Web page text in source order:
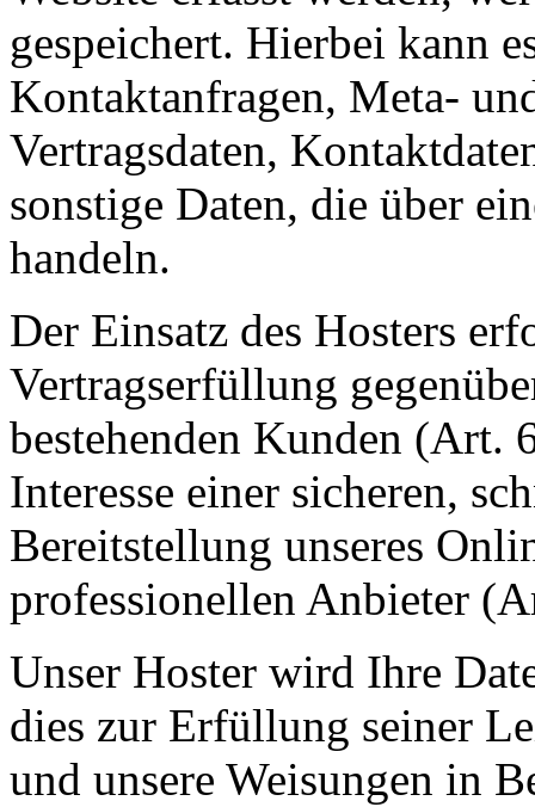
gespeichert. Hierbei kann
Kontaktanfragen, Meta-
Vertragsdaten,
sonstige Daten, die über
handeln.
Der Einsatz des Hosters
Vertragserfüllung
bestehenden Kunden
Interesse einer sicheren,
Bereitstellung unseres
professionellen Anbieter
Unser Hoster wird Ihre
dies zur Erfüllung seiner
und unsere Weisungen in